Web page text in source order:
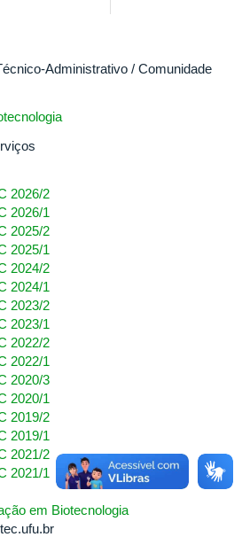
Administrativo / Comunidade
2026/2
2026/1
2025/2
2025/1
2024/2
2024/1
2023/2
2023/1
2022/2
2022/1
2020/3
2020/1
2019/2
2019/1
2021/2
2021/1
em Biotecnologia